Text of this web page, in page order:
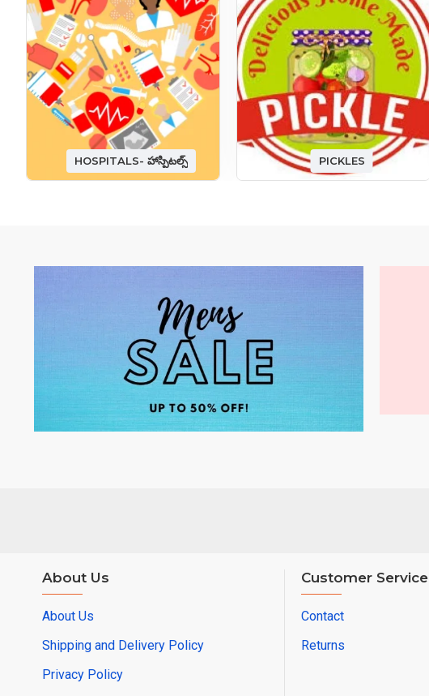
HOSPITALS- హాస్పిటల్స్ PICKLES
About Us
About Us
Shipping and Delivery Policy
Privacy Policy
Customer Service
Contact
Returns